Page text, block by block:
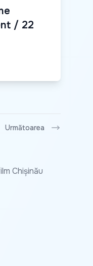
/ 22
Următoarea
Chișinău